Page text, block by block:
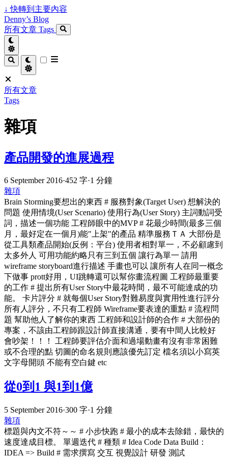
↓ 快轉到主要內容
Denny’s Blog
所有文章 Tags
所有文章
Tags
雜項
產品開發的進展過程
6 September 2016·452 字·1 分鐘
雜項
Brain Storming要想出的東西 # 服務對象(Target User) 想解決的
問題 使用情境(User Scenario) 使用行為(User Story) 主詞動詞受
詞，描述一個功能 工程師眼中的MVP # 花最少時間(最多三個
月，最好定在一個月)能"上架"的產品 精準服務ＴＡ 大部份是
從工具類產品開始(反例：平台) 使用者相對單一，不必顧慮到
太多外人 可用功能約略只有三到五個 讓行為單一 請用
wireframe storyboard進行描述 手畫也可以 讓所有人在同一概念
下做事 prott好用，UI跳轉還可以幫你畫流程圖 工程師最重要
的工作 # 提出所有User Story中最花時間，最不可能達成的功
能。 卡片評分 # 就每個User Story對難易度與實用性進行評分
所有人評分，不只有工程師 Wireframe要表達的重點 # 流程問
題 幫助他人了解你的東西 工程師和設計師的合作 # 大部份的
專案，不該由工程師跟設計師直接溝通，要有中間人比較好
會吵架！！！ 工程師要評估介面和過場動畫有沒有非常困難
或不合理的點 切圖的命名規則應該優先訂定 檔名須以小寫英
文字母開頭 不能有空白鍵 etc
從0到1 與1到1億
5 September 2016·300 字·1 分鐘
雜項
標題與內文不符～～ # 小步快跑 # 最小的成本去除錯，最快的
速度達成目標。 單週迭代 # 種類 # Idea Code Data Build：
IDEA => Build # 需求撰寫 交互 視覺設計 研發 測試